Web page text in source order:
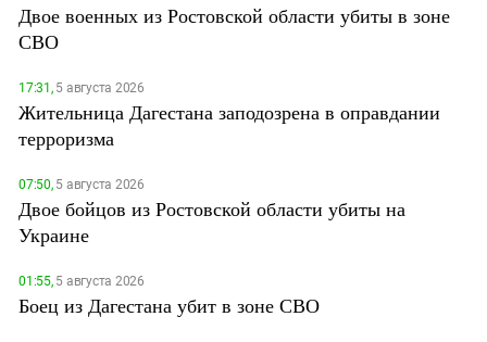
Двое военных из Ростовской области убиты в зоне
СВО
17:31,5 августа 2026
Жительница Дагестана заподозрена в оправдании
терроризма
07:50,5 августа 2026
Двое бойцов из Ростовской области убиты на
Украине
01:55,5 августа 2026
Боец из Дагестана убит в зоне СВО